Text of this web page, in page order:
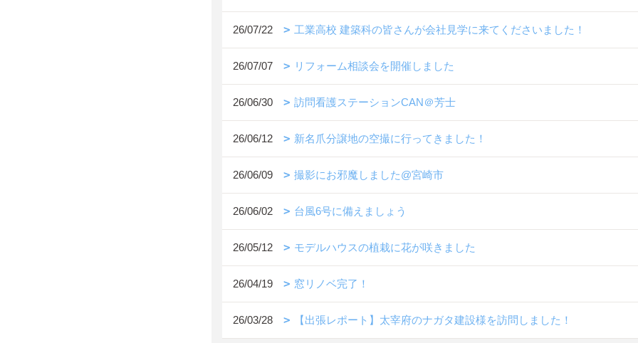
26/07/22 工業高校 建築科の皆さんが会社見学に来てくださいました！
26/07/07 リフォーム相談会を開催しました
26/06/30 訪問看護ステーションCAN＠芳士
26/06/12 新名爪分譲地の空撮に行ってきました！
26/06/09 撮影にお邪魔しました@宮崎市
26/06/02 台風6号に備えましょう
26/05/12 モデルハウスの植栽に花が咲きました
26/04/19 窓リノベ完了！
26/03/28 【出張レポート】太宰府のナガタ建設様を訪問しました！